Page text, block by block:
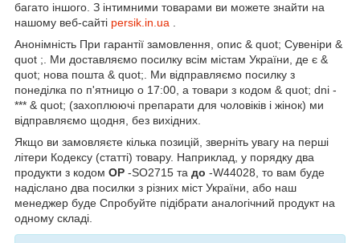
багато іншого. З інтимними товарами ви можете знайти на
нашому веб-сайті persik.in.ua
Анонімність При гарантії замовлення, опис & quot; Сувеніри &
quot ;. Ми доставляємо посилку всім містам України, де є &
quot; нова пошта & quot;. Ми відправляємо посилку з
понеділка по п'ятницю о 17:00, а товари з кодом & quot; dni -
*** & quot; (захоплюючі препарати для чоловіків і жінок) ми
відправляємо щодня, без вихідних.
Якщо ви замовляєте кілька позицій, зверніть увагу на перші
літери Кодексу (статті) товару. Наприклад, у порядку два
продукти з кодом OP -SO2715 та до -W44028, то вам буде
надіслано два посилки з різних міст України, або наш
менеджер буде Спробуйте підібрати аналогічний продукт на
одному складі.